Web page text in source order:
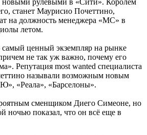
новыми рулевыми в «Сити». Королем
станет Маурисио Почеттино,
на должность менеджера «МС» в
летом.
самый ценный экземпляр на рынке
не так уж важно, почему его
Репутация most wanted специалиста
называли возможным новым
«Реала», «Барселоны».
сменщиком Диего Симеоне, но
ночью показал, что он всё еще в